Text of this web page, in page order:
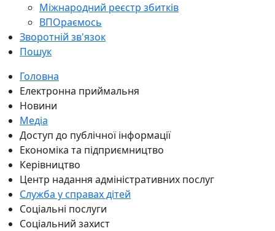
Міжнародний реєстр збитків
ВПОраємось
Зворотній зв'язок
Пошук
Головна
Електронна приймальня
Новини
Медіа
Доступ до публічної інформації
Економіка та підприємництво
Керівництво
Центр надання адміністративних послуг
Служба у справах дітей
Соціальні послуги
Соціальний захист